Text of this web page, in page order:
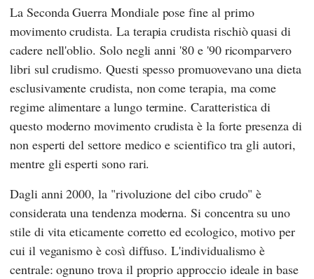
La Seconda Guerra Mondiale pose fine al primo
movimento crudista. La terapia crudista rischiò quasi di
cadere nell'oblio. Solo negli anni '80 e '90 ricomparvero
libri sul crudismo. Questi spesso promuovevano una dieta
esclusivamente crudista, non come terapia, ma come
regime alimentare a lungo termine. Caratteristica di
questo moderno movimento crudista è la forte presenza di
non esperti del settore medico e scientifico tra gli autori,
mentre gli esperti sono rari.
Dagli anni 2000, la "rivoluzione del cibo crudo" è
considerata una tendenza moderna. Si concentra su uno
stile di vita eticamente corretto ed ecologico, motivo per
cui il veganismo è così diffuso. L'individualismo è
centrale: ognuno trova il proprio approccio ideale in base